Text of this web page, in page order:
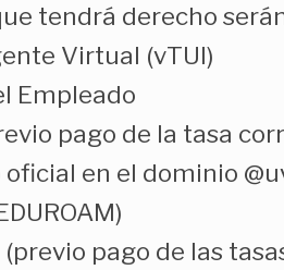
tendrá derecho
Virtual (vTUI)
Empleado
pago de la tasa
en el dominio
(previo pago de las